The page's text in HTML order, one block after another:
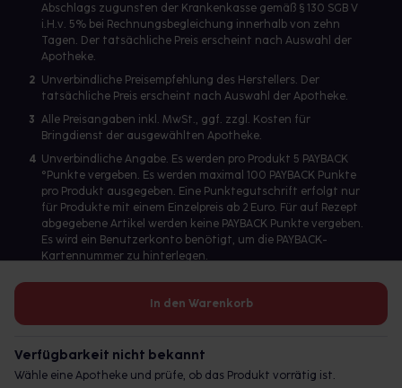
In den Warenkorb
Verfügbarkeit nicht bekannt
Wähle eine Apotheke und prüfe, ob das Produkt vorrätig ist.
Abschlags zugunsten der Krankenkasse gemäß § 130 SGB V
i.H.v. 5% bei Rechnungsbegleichung innerhalb von zehn
Tagen. Der tatsächliche Preis erscheint nach Auswahl der
Apotheke.
2 Unverbindliche Preisempfehlung des Herstellers. Der
tatsächliche Preis erscheint nach Auswahl der Apotheke.
3 Alle Preisangaben inkl. MwSt., ggf. zzgl. Kosten für
Bringdienst der ausgewählten Apotheke.
4 Unverbindliche Angabe. Es werden pro Produkt 5 PAYBACK
°Punkte vergeben. Es werden maximal 100 PAYBACK Punkte
pro Produkt ausgegeben. Eine Punktegutschrift erfolgt nur
für Produkte mit einem Einzelpreis ab 2 Euro. Für auf Rezept
abgegebene Artikel werden keine PAYBACK Punkte vergeben.
Es wird ein Benutzerkonto benötigt, um die PAYBACK-
Kartennummer zu hinterlegen.
Betreiber des Portals und verantwortlich: gesund.de GmbH &
© 2026 gesund.de GmbH & Co. KG